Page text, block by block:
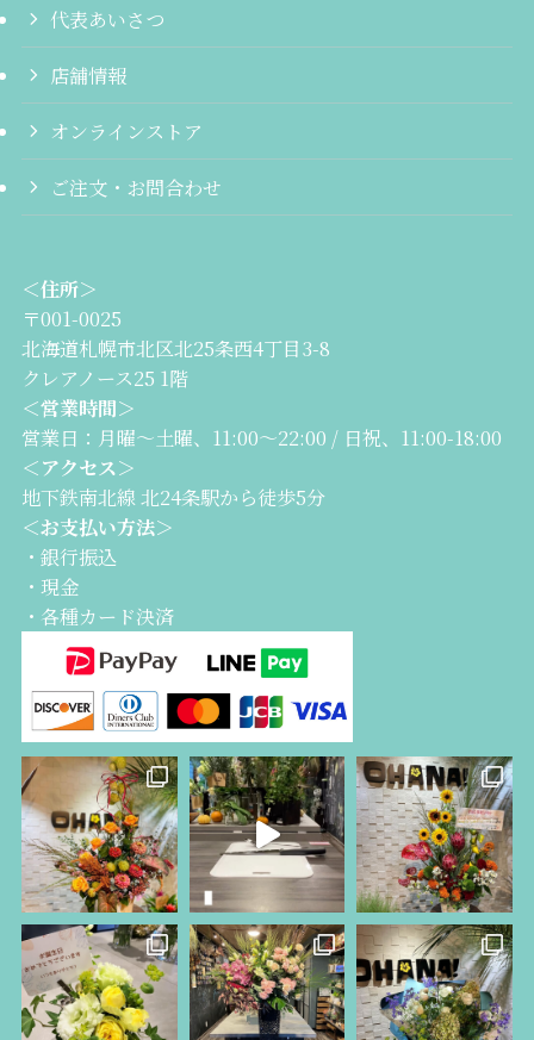
代表あいさつ
店舗情報
オンラインストア
ご注文・お問合わせ
＜住所＞
〒001-0025
北海道札幌市北区北25条西4丁目3-8
クレアノース25 1階
＜営業時間＞
営業日：月曜〜土曜、11:00〜22:00 / 日祝、11:00-18:00
＜アクセス＞
地下鉄南北線 北24条駅から徒歩5分
＜お支払い方法＞
・銀行振込
・現金
・各種カード決済